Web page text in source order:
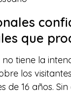
que
tiene la
los
de 16 años.